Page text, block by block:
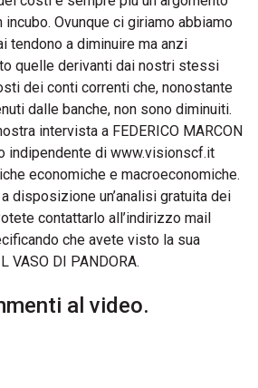
Ovunque ci giriamo abbiamo
tendono a diminuire ma anzi
quelle derivanti dai nostri stessi
dei conti correnti che, nonostante
dalle banche, non sono diminuiti.
intervista a FEDERICO MARCON
indipendente di www.visionscf.it
economiche e macroeconomiche.
disposizione un’analisi gratuita dei
contattarlo all’indirizzo mail
che avete visto la sua
VASO DI PANDORA.
al video.